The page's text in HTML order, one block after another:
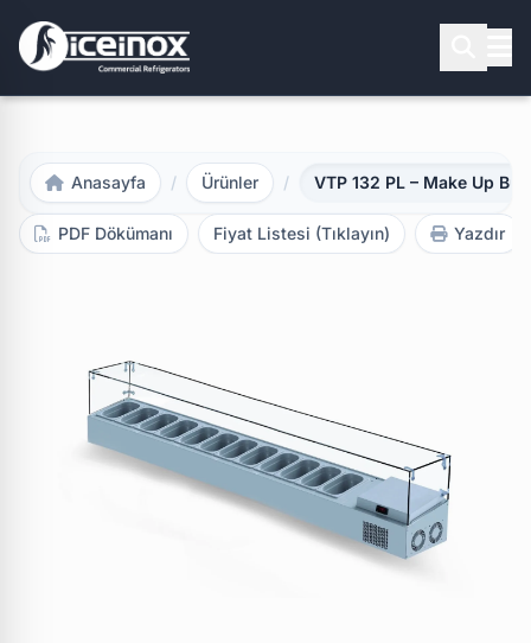
Aramak için Enter'a basınız
Anasayfa / Ürünler / VTP 132 PL – Make Up
PDF Dökümanı Fiyat Listesi (Tıklayın) Yazdır